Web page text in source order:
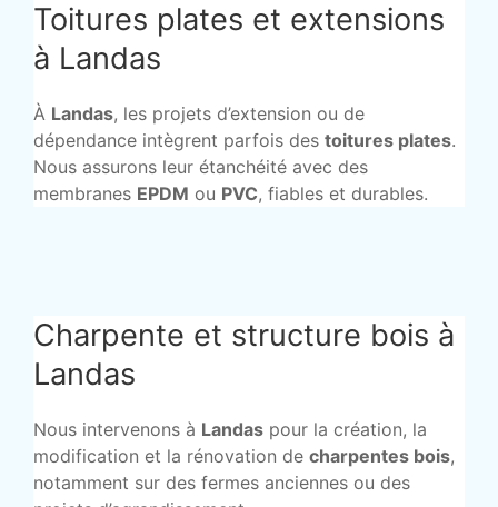
Toitures plates et extensions
à Landas
À Landas, les projets d’extension ou de
dépendance intègrent parfois des toitures plates.
Nous assurons leur étanchéité avec des
membranes EPDM ou PVC, fiables et durables.
Charpente et structure bois à
Landas
Nous intervenons à Landas pour la création, la
modification et la rénovation de charpentes bois,
notamment sur des fermes anciennes ou des